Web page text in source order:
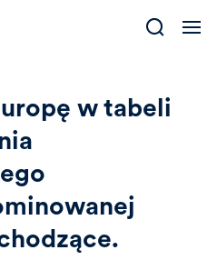
w tabeli